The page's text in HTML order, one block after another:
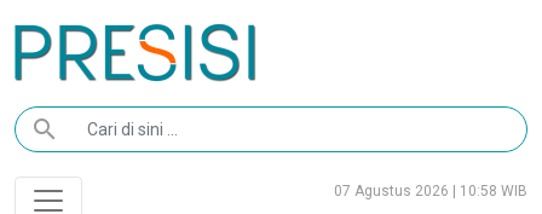
search
07 Agustus 2026 | 10:58 WIB